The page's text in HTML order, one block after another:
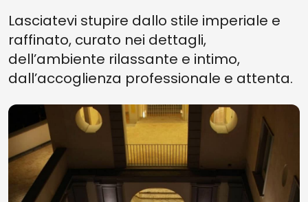
Lasciatevi stupire dallo stile imperiale e
raffinato, curato nei dettagli,
dell’ambiente rilassante e intimo,
dall’accoglienza professionale e attenta.